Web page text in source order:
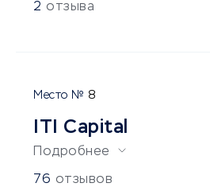
2 отзыва
8
ITI Capital
Подробнее
76 отзывов